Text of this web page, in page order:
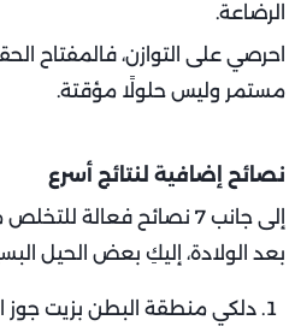
الرضاعة.
احرصي على التوازن، فالمفتاح
مستمر وليس حلولًا مؤقتة.
نصائح إضافية لنتائج أسرع
إلى جانب 7 نصائح فعالة
بعد الولادة، إليكِ بعض الحيل
دلكي منطقة البطن بزيت جوز